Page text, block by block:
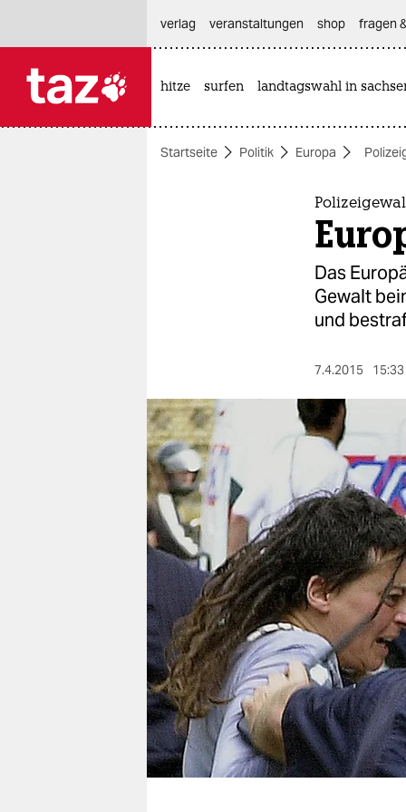
themen
berlin
nord
wahrheit
verlag
verlag
veranstaltungen
shop
fragen & hilfe
unterstützen
abo
genossenschaft
verlag
veranstaltungen shop fragen
hitze surfen landtagswahl in
Startseite Politik Europa
Das
Gewalt
und
7.4.2015